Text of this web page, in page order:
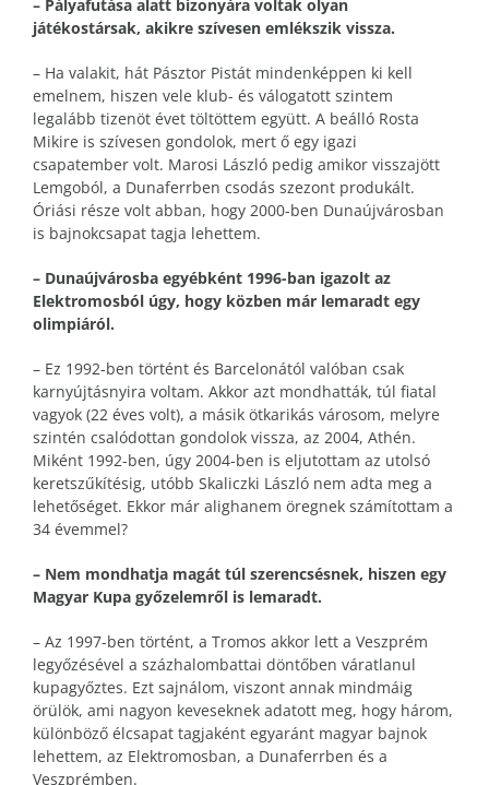
– Pályafutása alatt bizonyára voltak olyan
játékostársak, akikre szívesen emlékszik vissza.
– Ha valakit, hát Pásztor Pistát mindenképpen ki kell
emelnem, hiszen vele klub- és válogatott szintem
legalább tizenöt évet töltöttem együtt. A beálló Rosta
Mikire is szívesen gondolok, mert ő egy igazi
csapatember volt. Marosi László pedig amikor visszajött
Lemgoból, a Dunaferrben csodás szezont produkált.
Óriási része volt abban, hogy 2000-ben Dunaújvárosban
is bajnokcsapat tagja lehettem.
– Dunaújvárosba egyébként 1996-ban igazolt az
Elektromosból úgy, hogy közben már lemaradt egy
olimpiáról.
– Ez 1992-ben történt és Barcelonától valóban csak
karnyújtásnyira voltam. Akkor azt mondhatták, túl fiatal
vagyok (22 éves volt), a másik ötkarikás városom, melyre
szintén csalódottan gondolok vissza, az 2004, Athén.
Miként 1992-ben, úgy 2004-ben is eljutottam az utolsó
keretszűkítésig, utóbb Skaliczki László nem adta meg a
lehetőséget. Ekkor már alighanem öregnek számítottam a
34 évemmel?
– Nem mondhatja magát túl szerencsésnek, hiszen egy
Magyar Kupa győzelemről is lemaradt.
– Az 1997-ben történt, a Tromos akkor lett a Veszprém
legyőzésével a százhalombattai döntőben váratlanul
kupagyőztes. Ezt sajnálom, viszont annak mindmáig
örülök, ami nagyon keveseknek adatott meg, hogy három,
különböző élcsapat tagjaként egyaránt magyar bajnok
lehettem, az Elektromosban, a Dunaferrben és a
Veszprémben.